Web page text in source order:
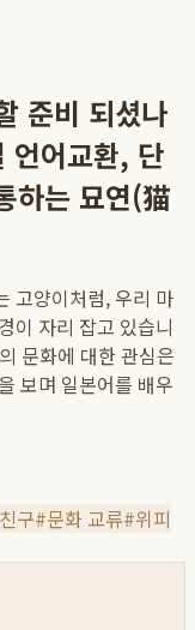
준비 되셨나
언어교환, 단
하는 묘연(猫
고양이처럼, 우리 마
이 자리 잡고 있습니
문화에 대한 관심은
보며 일본어를 배우
구#문화 교류#위피